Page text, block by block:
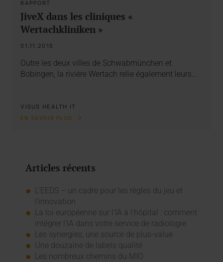
RAPPORT
JiveX dans les cliniques «
Wertachkliniken »
01.11.2015
Outre les deux villes de Schwabmünchen et
Bobingen, la rivière Wertach relie également leurs…
VISUS HEALTH IT
EN SAVOIR PLUS
Articles récents
L’EEDS – un cadre pour les règles du jeu et
l’innovation
La loi européenne sur l'IA à l'hôpital : comment
intégrer l'IA dans votre service de radiologie
Les synergies, une source de plus-value
Une douzaine de labels qualité
Les nombreux chemins du MIO